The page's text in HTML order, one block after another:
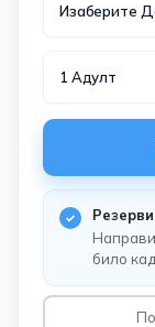
Изаберите
1 Адулт
било